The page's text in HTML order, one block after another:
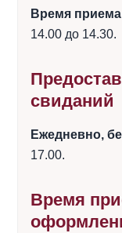
Время
14.00 до 14.30.
свиданий
Ежедневно,
17.00.
Время